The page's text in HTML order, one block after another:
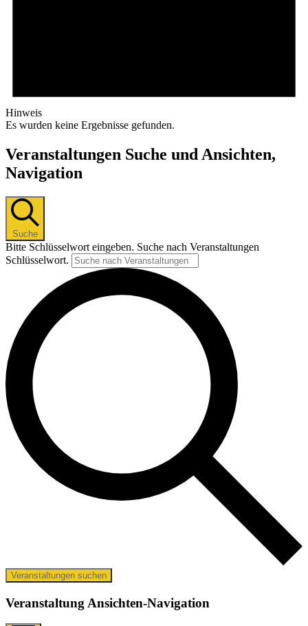
Hinweis
Es wurden keine Ergebnisse gefunden.
Veranstaltungen Suche und Ansichten,
Navigation
Suche
Bitte Schlüsselwort eingeben. Suche nach Veranstaltungen
Schlüsselwort.
Veranstaltungen suchen
Veranstaltung Ansichten-Navigation